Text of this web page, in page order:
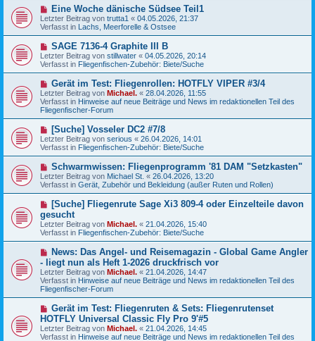
B
e
i
t
a
g
N
e
u
e
B
e
i
t
a
g
Eine Woche dänische Südsee Teil1
Letzter Beitrag von trutta1 « 04.05.2026, 21:37
Verfasst in Lachs, Meerforelle & Ostsee
N
e
u
e
B
e
i
t
r
g
SAGE 7136-4 Graphite III B
Letzter Beitrag von stillwater « 04.05.2026, 20:14
Verfasst in Fliegenfischen-Zubehör: Biete/Suche
N
e
u
e
r
B
i
t
r
a
g
Gerät im Test: Fliegenrollen: HOTFLY VIPER #3/4
Letzter Beitrag von Michael. « 28.04.2026, 11:55
Verfasst in Hinweise auf neue Beiträge und News im redaktionellen Teil des
Fliegenfischer-Forum
N
e
u
e
B
e
i
t
a
g
[Suche] Vosseler DC2 #7/8
Letzter Beitrag von serious « 26.04.2026, 14:01
Verfasst in Fliegenfischen-Zubehör: Biete/Suche
N
e
u
e
B
e
i
t
r
a
g
Schwarmwissen: Fliegenprogramm '81 DAM "Setzkasten"
Letzter Beitrag von Michael St. « 26.04.2026, 13:20
Verfasst in Gerät, Zubehör und Bekleidung (außer Ruten und Rollen)
N
e
u
e
r
B
i
t
r
a
[Suche] Fliegenrute Sage Xi3 809-4 oder Einzelteile davon
gesucht
Letzter Beitrag von Michael. « 21.04.2026, 15:40
Verfasst in Fliegenfischen-Zubehör: Biete/Suche
N
e
u
e
r
B
e
t
r
a
News: Das Angel- und Reisemagazin - Global Game Angler
- liegt nun als Heft 1-2026 druckfrisch vor
Letzter Beitrag von Michael. « 21.04.2026, 14:47
Verfasst in Hinweise auf neue Beiträge und News im redaktionellen Teil des
Fliegenfischer-Forum
N
e
u
e
Gerät im Test: Fliegenruten & Sets: Fliegenrutenset
HOTFLY Universal Classic Fly Pro 9'#5
Letzter Beitrag von Michael. « 21.04.2026, 14:45
Verfasst in Hinweise auf neue Beiträge und News im redaktionellen Teil des